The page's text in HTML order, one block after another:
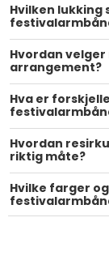
Hvilken lukking
Hvordan
arrangement?
Hva er
Hvordan
riktig måte?
Hvilke farger